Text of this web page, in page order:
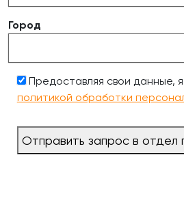
Город
Предоставляя свои данные,
политикой обработки
Отправить запрос в отдел